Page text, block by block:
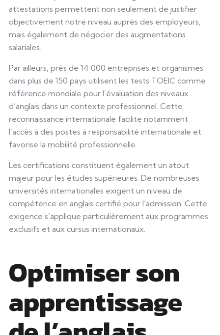
attestations permettent non seulement de justifier
objectivement notre niveau auprès des employeurs,
mais également de négocier des augmentations
salariales.
Par ailleurs, près de 14 000 entreprises et organismes
dans plus de 150 pays utilisent les tests TOEIC comme
référence mondiale pour l’évaluation des niveaux
d’anglais dans un contexte professionnel. Cette
reconnaissance internationale facilite notamment
l’accès à des postes à responsabilité internationale et
favorise la mobilité professionnelle.
Les certifications constituent également un atout
majeur pour les études supérieures. De nombreuses
universités internationales exigent un niveau de
compétence en anglais certifié pour l’admission. Cette
exigence s’applique particulièrement aux programmes
exclusifs et aux cursus internationaux.
Optimiser son
apprentissage